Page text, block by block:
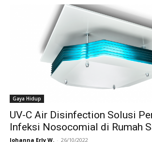
Gaya Hidup
UV-C Air Disinfection Solusi
Infeksi Nosocomial di Rumah
Johanna Erly W. - 26/10/2022